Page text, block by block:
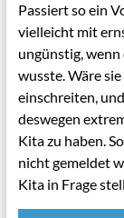
Passiert so ein
vielleicht mit
ungünstig,
wusste. Wäre
einschreiten,
deswegen
Kita zu haben.
nicht gemeldet
Kita in Frage